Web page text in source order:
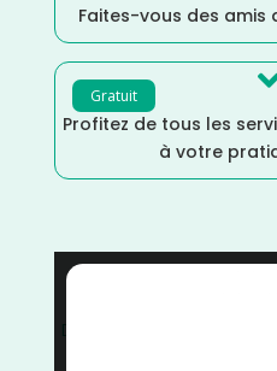
Faites-vous des amis
Gratuit
Profitez de tous les
à votre
Distance Semi